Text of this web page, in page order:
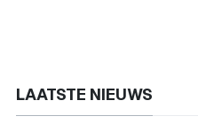
LAATSTE NIEUWS